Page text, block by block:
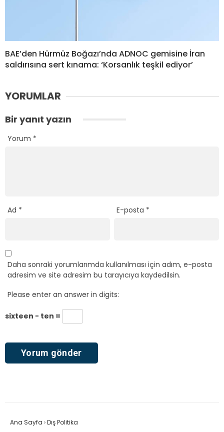
BAE’den Hürmüz Boğazı’nda ADNOC gemisine İran
saldırısına sert kınama: ‘Korsanlık teşkil ediyor’
YORUMLAR
Bir yanıt yazın
Yorum *
Ad * E-posta *
Daha sonraki yorumlarımda kullanılması için adım, e-posta
adresim ve site adresim bu tarayıcıya kaydedilsin.
Please enter an answer in digits:
sixteen − ten =
Ana Sayfa ›Dış Politika